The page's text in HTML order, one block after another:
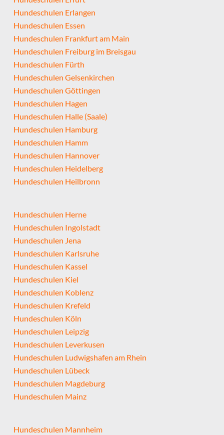
Hundeschulen Erlangen
Hundeschulen Essen
Hundeschulen Frankfurt am Main
Hundeschulen Freiburg im Breisgau
Hundeschulen Fürth
Hundeschulen Gelsenkirchen
Hundeschulen Göttingen
Hundeschulen Hagen
Hundeschulen Halle (Saale)
Hundeschulen Hamburg
Hundeschulen Hamm
Hundeschulen Hannover
Hundeschulen Heidelberg
Hundeschulen Heilbronn
Hundeschulen Herne
Hundeschulen Ingolstadt
Hundeschulen Jena
Hundeschulen Karlsruhe
Hundeschulen Kassel
Hundeschulen Kiel
Hundeschulen Koblenz
Hundeschulen Krefeld
Hundeschulen Köln
Hundeschulen Leipzig
Hundeschulen Leverkusen
Hundeschulen Ludwigshafen am Rhein
Hundeschulen Lübeck
Hundeschulen Magdeburg
Hundeschulen Mainz
Hundeschulen Mannheim